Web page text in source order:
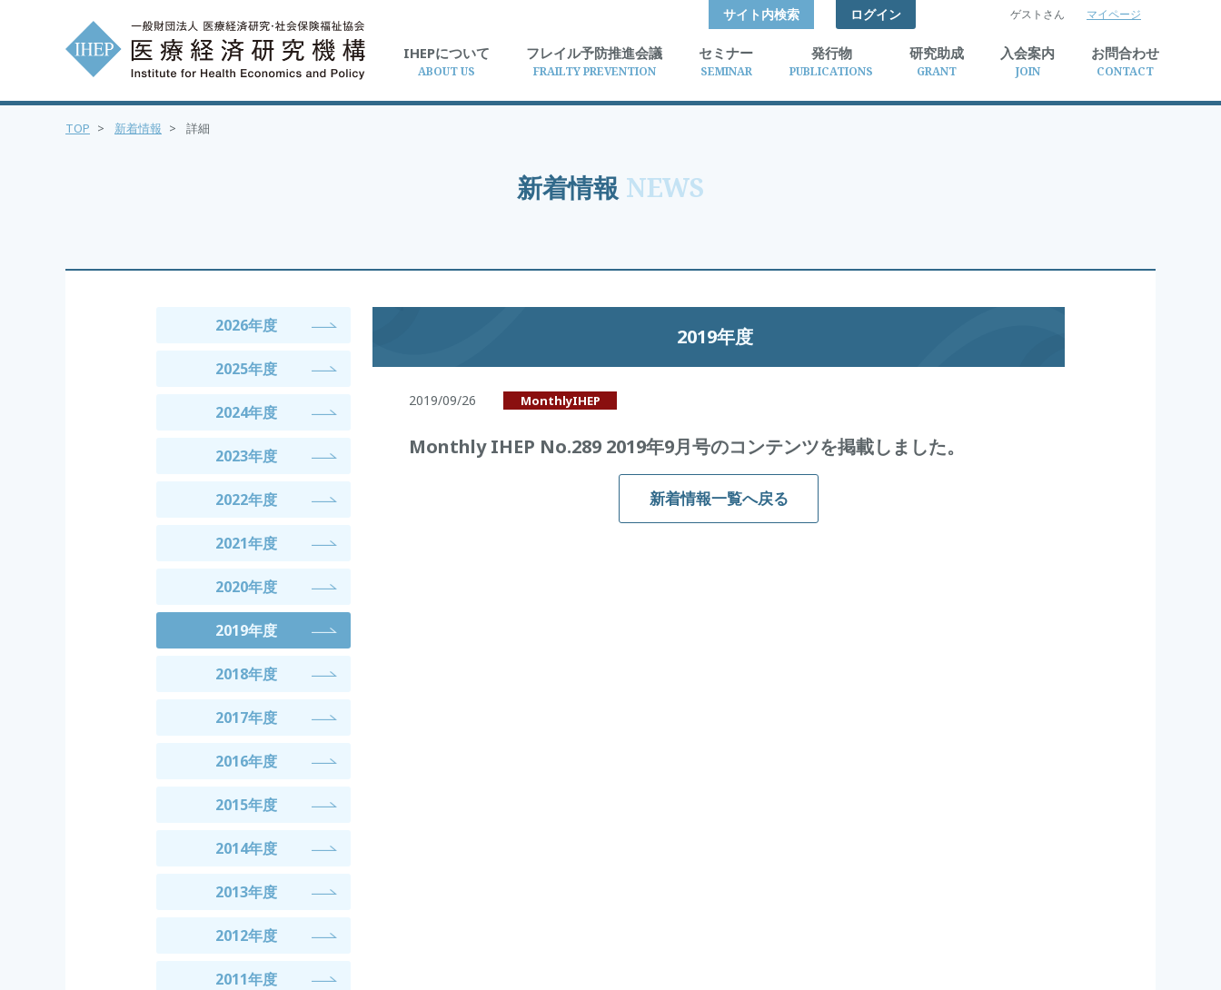
サイト内検索 検索
ログイン ゲストさん マイページ
IHEPについて
ABOUT US
フレイル予防推進会議
FRAILTY PREVENTION
セミナー
SEMINAR
発行物
PUBLICATIONS
研究助成
GRANT
入会案内
JOIN
お問合わせ
CONTACT
新着情報 NEWS
TOP > 新着情報 > 詳細
2026年度
2025年度
2024年度
2023年度
2022年度
2021年度
2020年度
2019年度
2018年度
2017年度
2016年度
2015年度
2014年度
2013年度
2012年度
2011年度
2019年度
2019/09/26 MonthlyIHEP
Monthly IHEP No.289 2019年9月号のコンテンツを掲載しました。
新着情報一覧へ戻る